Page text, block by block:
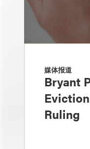
媒体报道
Bryant
Ruling